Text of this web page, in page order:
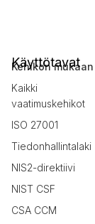
Käyttötavat
Kehikon mukaan
Kaikki
vaatimuskehikot
ISO 27001
Tiedonhallintalaki
NIS2-direktiivi
NIST CSF
CSA CCM